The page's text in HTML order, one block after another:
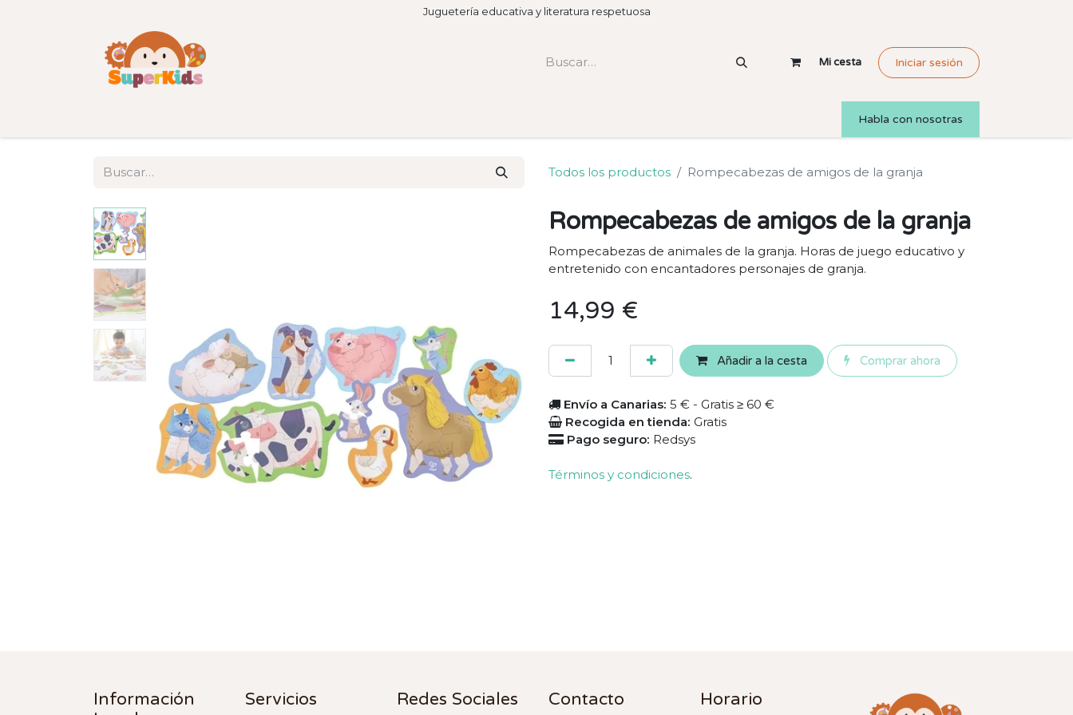
Juguetería educativa y literatura respetuosa
Mi cesta Iniciar sesión
Habla con nosotras
Todos los productos Rompecabezas de amigos de la granja
Rompecabezas de amigos de la granja
Rompecabezas de animales de la granja. Horas de juego educativo y
entretenido con encantadores personajes de granja.
14,99 €
Añadir a la cesta Comprar ahora
Envío a Canarias: 5 € - Gratis ≥ 60 €
Recogida en tienda: Gratis
Pago seguro: Redsys
Términos y condiciones.
Información
Servicios Redes Sociales Contacto Horario